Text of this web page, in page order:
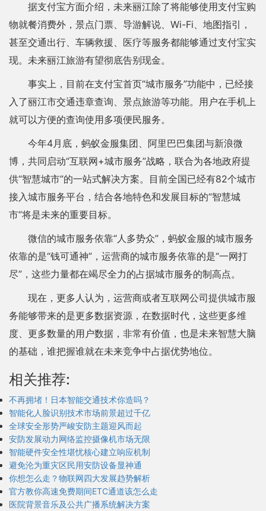
据支付宝方面介绍，未来丽江除了将能够使用支付宝购
物就餐消费外，景点门票、导游解说、Wi-Fi、地图指引，
甚至交通出行、车辆救援、医疗等服务都能够通过支付宝实
现。未来丽江旅游有望彻底告别现金。
事实上，目前在支付宝首页“城市服务”功能中，已经接
入了丽江市交通违章查询、景点旅游等功能。用户在手机上
就可以方便的查询使用多项便民服务。
今年4月底，蚂蚁金服集团、阿里巴巴集团与新浪微
博，共同启动“互联网+城市服务”战略，联合为各地政府提
供“智慧城市”的一站式解决方案。目前全国已经有82个城市
接入城市服务平台，结合各地特色和发展目标的“智慧城
市”将是未来的重要目标。
微信的城市服务依靠“人多势众”，蚂蚁金服的城市服务
依靠的是“钱可通神”，运营商的城市服务依靠的是“一网打
尽”，这些力量都在竭尽全力的占据城市服务的制高点。
现在，更多人认为，运营商或者互联网公司提供城市服
务能够带来的是更多数据资源，在数据时代，这些更多维
度、更多数量的用户数据，非常有价值，也是未来智慧大脑
的基础，谁把握谁就在未来竞争中占据优势地位。
相关推荐:
不再拥堵！日本智能交通技术你造吗？
智能化人脸识别技术市场前景超过千亿
全球安全形势严峻安防主题迎风而起
安防发展动力网络监控摄像机市场无限
智能硬件安全性堪忧核心建立响应机制
避免沦为重灾区民用安防设备显神通
你想怎么走？物联网四大发展趋势解析
官方教你高速免费期间ETC通道该怎么走
医院背景音乐及公共广播系统解决方案